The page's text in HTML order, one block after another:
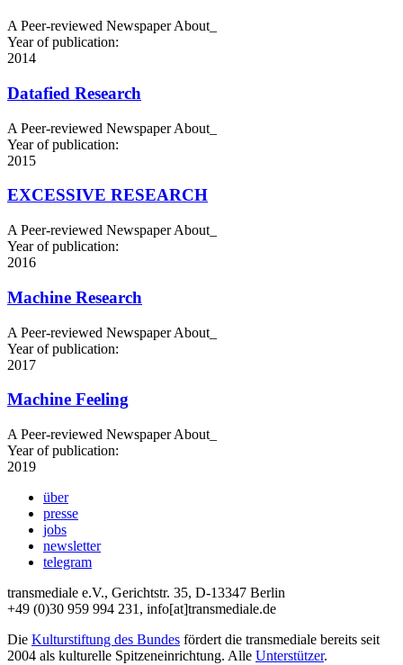
A Peer-reviewed Newspaper About_
Year of publication:
2014
Datafied Research
A Peer-reviewed Newspaper About_
Year of publication:
2015
EXCESSIVE RESEARCH
A Peer-reviewed Newspaper About_
Year of publication:
2016
Machine Research
A Peer-reviewed Newspaper About_
Year of publication:
2017
Machine Feeling
A Peer-reviewed Newspaper About_
Year of publication:
2019
über
presse
jobs
newsletter
telegram
transmediale e.V., Gerichtstr. 35, D-13347 Berlin
+49 (0)30 959 994 231, info[at]transmediale.de
Die Kulturstiftung des Bundes fördert die transmediale bereits seit
2004 als kulturelle Spitzeneinrichtung. Alle Unterstützer.